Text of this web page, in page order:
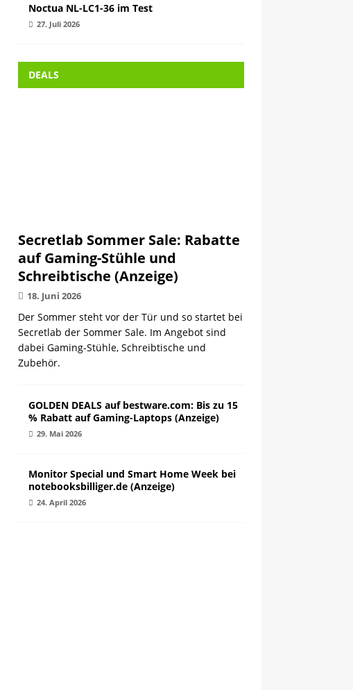
Noctua NL-LC1-36 im Test
27. Juli 2026
DEALS
Secretlab Sommer Sale: Rabatte
auf Gaming-Stühle und
Schreibtische (Anzeige)
18. Juni 2026
Der Sommer steht vor der Tür und so startet bei
Secretlab der Sommer Sale. Im Angebot sind
dabei Gaming-Stühle, Schreibtische und
Zubehör.
GOLDEN DEALS auf bestware.com: Bis zu 15
% Rabatt auf Gaming-Laptops (Anzeige)
29. Mai 2026
Monitor Special und Smart Home Week bei
notebooksbilliger.de (Anzeige)
24. April 2026